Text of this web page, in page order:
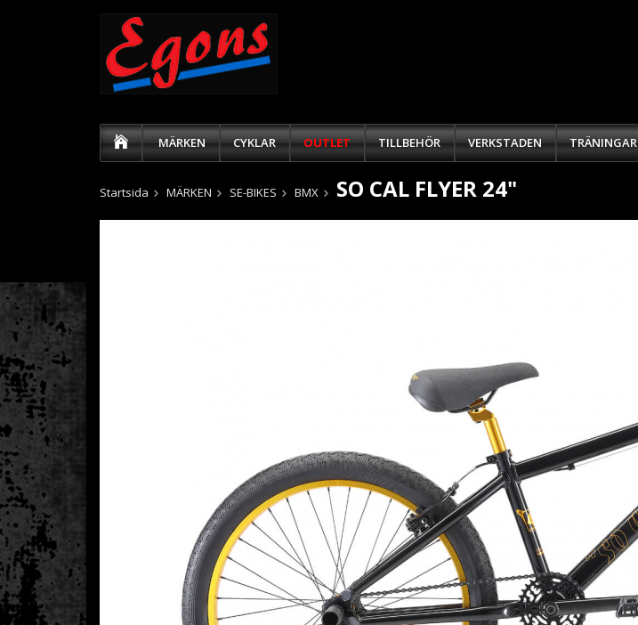
MÄRKEN CYKLAR OUTLET TILLBEHÖR VERKSTADEN TRÄNINGAR
Startsida MÄRKEN SE-BIKES BMX SO CAL FLYER 24"